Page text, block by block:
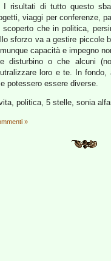
I risultati di tutto questo
viaggi per conferenze,
scoperto che in politica,
sforzo va a gestire piccole
capacità e impegno
disturbino o che alcuni
loro e te. In
potessero essere diverse.
politica, 5 stelle, sonia
»